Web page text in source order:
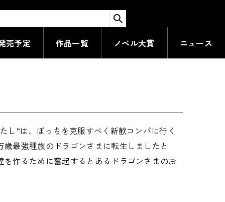
売予定 作品一覧 ノベル大賞 ニュース
し”は、ぼっちを克服すべく新歓コンパに行く
最強種族のドラゴンさまに転生しましたと
作るために奮起するとあるドラゴンさまのお